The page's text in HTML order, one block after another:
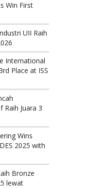
Win First
UII Raih
International
Place at ISS
Raih Juara 3
Wins
2025 with
Bronze
lewat